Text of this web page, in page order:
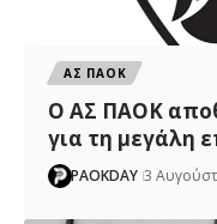
ΑΣ ΠΑΟΚ
Ο ΑΣ ΠΑΟΚ
για τη μεγάλη
PAOKDAY 3